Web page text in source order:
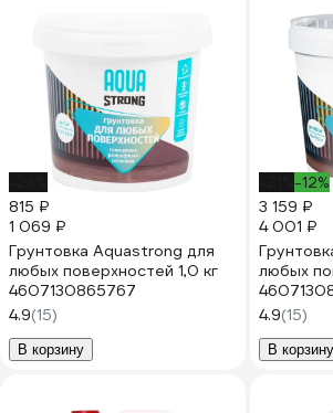
815 ₽
1 069 ₽
Грунтовка Aquastrong для
любых поверхностей 1,0 кг
4607130865767
4.9(15)
В корзину
-12%
3 159 ₽
4 001 ₽
любых
4.9(15)
В корзину